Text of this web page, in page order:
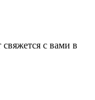
с вами в